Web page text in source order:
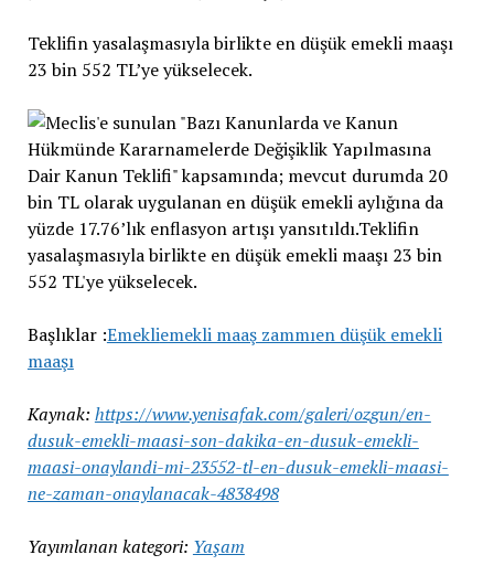
Teklifin yasalaşmasıyla birlikte en düşük emekli maaşı
23 bin 552 TL’ye yükselecek.
Başlıklar :Emekliemekli maaş zammıen düşük emekli
maaşı
Kaynak: https://www.yenisafak.com/galeri/ozgun/en-
dusuk-emekli-maasi-son-dakika-en-dusuk-emekli-
maasi-onaylandi-mi-23552-tl-en-dusuk-emekli-maasi-
ne-zaman-onaylanacak-4838498
Yayımlanan kategori: Yaşam